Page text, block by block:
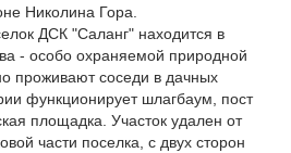
Николина Гора.
ДСК "Саланг" находится в
- особо охраняемой природной
проживают соседи в дачных
функционирует шлагбаум, пост
площадка. Участок удален от
части поселка, с двух сторон